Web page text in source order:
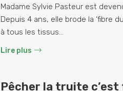
Madame Sylvie Pasteur est
Depuis 4 ans, elle brode la ‘fibre
à tous les tissus...
Lire plus
Pêcher la truite c’est